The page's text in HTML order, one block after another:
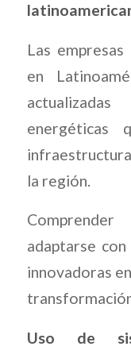
Las
en
energéticas
la región.
adaptarse
innovadoras
Uso de